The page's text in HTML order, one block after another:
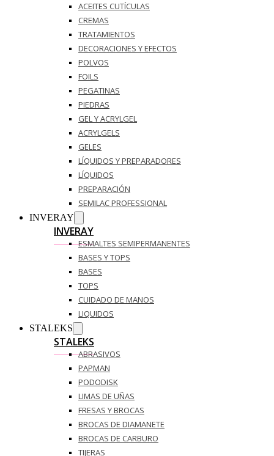
ACEITES CUTÍCULAS
CREMAS
TRATAMIENTOS
DECORACIONES Y EFECTOS
POLVOS
FOILS
PEGATINAS
PIEDRAS
GEL Y ACRYLGEL
ACRYLGELS
GELES
LÍQUIDOS Y PREPARADORES
LÍQUIDOS
PREPARACIÓN
SEMILAC PROFESSIONAL
INVERAY
INVERAY
ESMALTES SEMIPERMANENTES
BASES Y TOPS
BASES
TOPS
CUIDADO DE MANOS
LIQUIDOS
STALEKS
STALEKS
ABRASIVOS
PAPMAN
PODODISK
LIMAS DE UÑAS
FRESAS Y BROCAS
BROCAS DE DIAMANETE
BROCAS DE CARBURO
TIJERAS